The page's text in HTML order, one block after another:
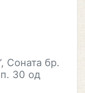
Соната бр.
30 од